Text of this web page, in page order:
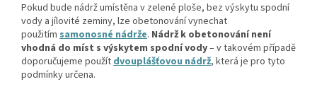
Pokud bude nádrž umístěna v zelené ploše, bez výskytu spodní
vody a jílovité zeminy, lze obetonování vynechat
použitím samonosné nádrže. Nádrž k obetonování není
vhodná do míst s výskytem spodní vody– v takovém případě
doporučujeme použítdvouplášťovou nádrž, která je pro tyto
podmínky určena.